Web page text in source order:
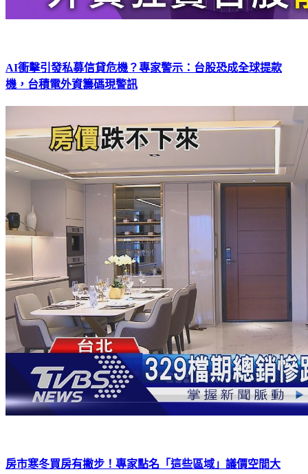
AI衝擊引發私募信貸危機？專家警示：台股恐成全球提款
機，台積電外資籌碼現警訊
房市寒冬買房有撇步！專家點名「這些區域」議價空間大